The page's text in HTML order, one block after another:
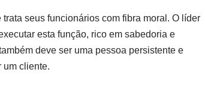
seus funcionários com fibra moral. O líder
esta função, rico em sabedoria e
deve ser uma pessoa persistente e
um cliente.